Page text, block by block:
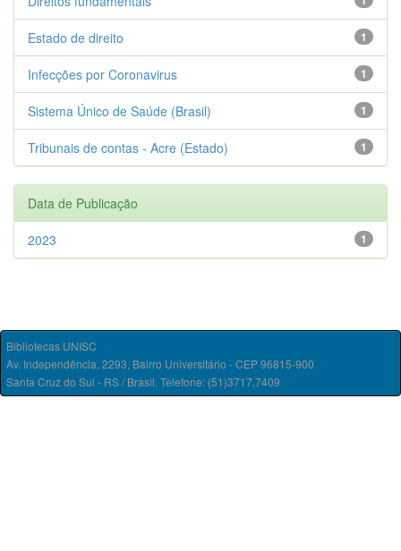
1
Estado de direito
1
Infecções por Coronavirus
1
Sistema Único de Saúde (Brasil)
1
Tribunais de contas - Acre (Estado)
Data de Publicação
1
2023
Bibliotecas UNISC
Av. Independência, 2293, Bairro Universitário - CEP 96815-900
Santa Cruz do Sul - RS / Brasil. Telefone: (51)3717.7409